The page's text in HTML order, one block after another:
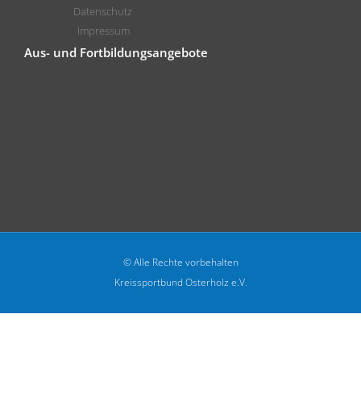
Datenschutz
Impressum
Aus- und Fortbildungsangebote
© Alle Rechte vorbehalten
Kreissportbund Osterholz e.V.